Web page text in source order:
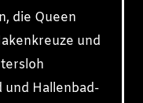
die Queen
und
und Hallenbad-